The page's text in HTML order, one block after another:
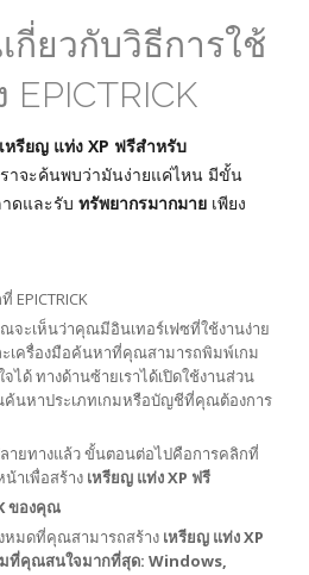
ยวกับวิธีการใช้
EPICTRICK
เหรียญ แท่ง XP ฟรีสำหรับ
ราจะค้นพบว่ามันง่ายแค่ไหน มีขั้น
ดและรับ ทรัพยากรมากมาย เพียง
จะเห็นว่าคุณมีอินเทอร์เฟซที่ใช้งานง่าย
ะเครื่องมือค้นหาที่คุณสามารถพิมพ์เกม
ด้ ทางด้านซ้ายเราได้เปิดใช้งานส่วน
นหาประเภทเกมหรือบัญชีที่คุณต้องการ
ายทางแล้ว ขั้นตอนต่อไปคือการคลิกที่
าเพื่อสร้าง เหรียญ แท่ง XP ฟรี
ของคุณ
หมดที่คุณสามารถสร้าง เหรียญ แท่ง XP
ที่คุณสนใจมากที่สุด: Windows,